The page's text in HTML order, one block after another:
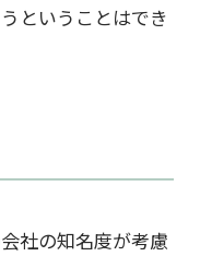
ということはでき
社の知名度が考慮